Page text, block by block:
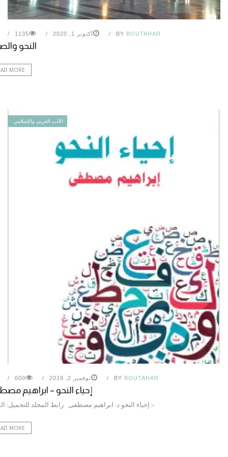
BY BOUTAHAR أكتوبر 1, 2020 1135
النحو
MORE
الأدب العربي والإسلامي
BY BOUTAHAR نوفمبر 2, 2019 600
إحياء النحو – ابراهيم
– إحياء النحو د. ابراهيم مصطفى رابط المجلد للتحميل:
MORE